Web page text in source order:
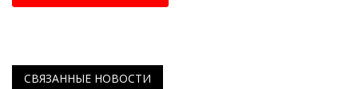
СВЯЗАННЫЕ НОВОСТИ